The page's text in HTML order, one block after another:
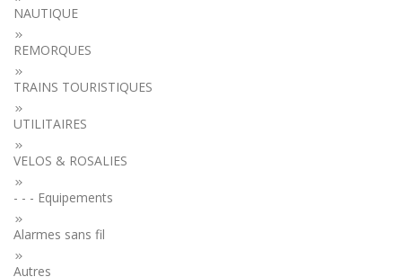
NAUTIQUE
REMORQUES
TRAINS TOURISTIQUES
UTILITAIRES
VELOS & ROSALIES
- - - Equipements
Alarmes sans fil
Autres